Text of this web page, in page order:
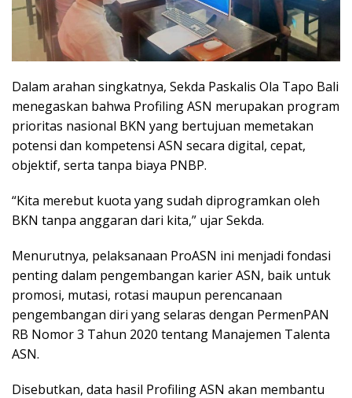
Dalam arahan singkatnya, Sekda Paskalis Ola Tapo Bali
menegaskan bahwa Profiling ASN merupakan program
prioritas nasional BKN yang bertujuan memetakan
potensi dan kompetensi ASN secara digital, cepat,
objektif, serta tanpa biaya PNBP.
“Kita merebut kuota yang sudah diprogramkan oleh
BKN tanpa anggaran dari kita,” ujar Sekda.
Menurutnya, pelaksanaan ProASN ini menjadi fondasi
penting dalam pengembangan karier ASN, baik untuk
promosi, mutasi, rotasi maupun perencanaan
pengembangan diri yang selaras dengan PermenPAN
RB Nomor 3 Tahun 2020 tentang Manajemen Talenta
ASN.
Disebutkan, data hasil Profiling ASN akan membantu